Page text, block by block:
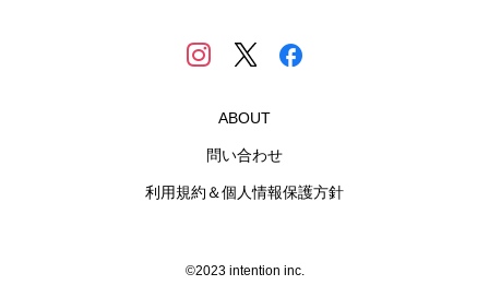
ABOUT
問い合わせ
利用規約＆個人情報保護方針
©2023 intention inc.